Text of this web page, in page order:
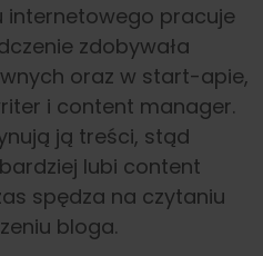
internetowego pracuje
zdobywała
oraz w start-apie,
i content manager.
ją treści, stąd
lubi content
spędza na czytaniu
bloga.